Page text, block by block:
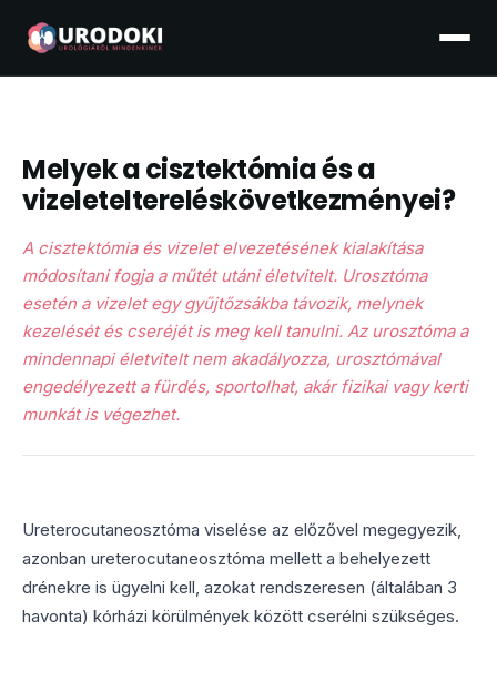
Melyek a cisztektómia és a
vizeleteltereléskövetkezményei?
A cisztektómia és vizelet elvezetésének kialakítása
módosítani fogja a műtét utáni életvitelt. Urosztóma
esetén a vizelet egy gyűjtőzsákba távozik, melynek
kezelését és cseréjét is meg kell tanulni. Az urosztóma a
mindennapi életvitelt nem akadályozza, urosztómával
engedélyezett a fürdés, sportolhat, akár fizikai vagy kerti
munkát is végezhet.
Ureterocutaneosztóma viselése az előzővel megegyezik,
azonban ureterocutaneosztóma mellett a behelyezett
drénekre is ügyelni kell, azokat rendszeresen (általában 3
havonta) kórházi körülmények között cserélni szükséges.